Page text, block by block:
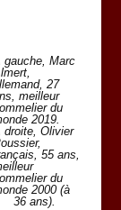
gauche, Marc
27
meilleur
du
2019.
droite, Olivier
55 ans,
du
2000 (à
36 ans).